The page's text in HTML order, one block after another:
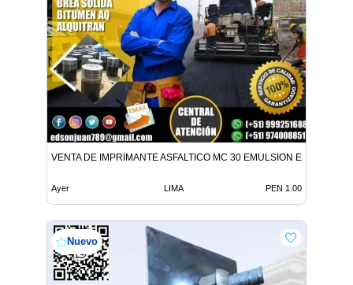
VENTA DE IMPRIMANTE ASFALTICO MC 30 EMULSION EN TODO
Ayer LIMA PEN 1.00
Nuevo